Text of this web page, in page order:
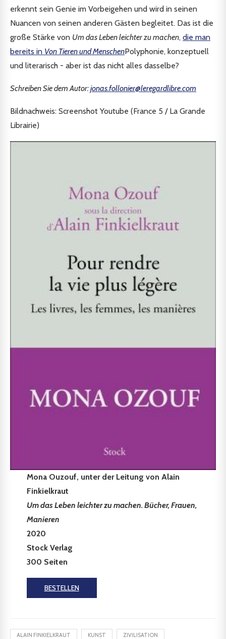
erkennt sein Genie im Vorbeigehen und wird in seinen
Nuancen von seinen anderen Gästen begleitet. Das ist die
große Stärke von Um das Leben leichter zu machen, die man
bereits in Von Tieren und MenschenPolyphonie, konzeptuell
und literarisch - aber ist das nicht alles dasselbe?
Schreiben Sie dem Autor:jonas.follonier@leregardlibre.com
Bildnachweis: Screenshot Youtube (France 5 / La Grande
Librairie)
Mona Ouzouf, unter der Leitung von Alain
Finkielkraut
Um das Leben leichter zu machen. Bücher, Frauen,
Manieren
2020
Stock Verlag
300 Seiten
BESTELLEN
ALAIN FINKIELKRAUT KUNST ZIVILISATION